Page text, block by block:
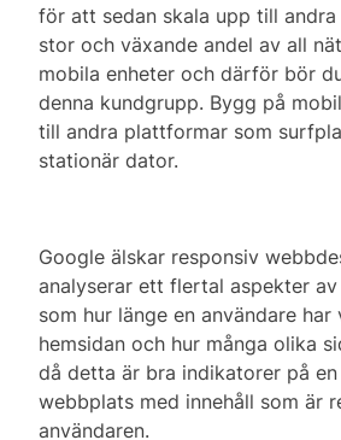
för att sedan skala upp till
stor och växande andel av all
mobila enheter och därför bör
denna kundgrupp. Bygg på
till andra plattformar som
stationär dator.
Google älskar responsiv
analyserar ett flertal aspekter
som hur länge en användare har
hemsidan och hur många olika
då detta är bra indikatorer på
webbplats med innehåll som är
användaren.